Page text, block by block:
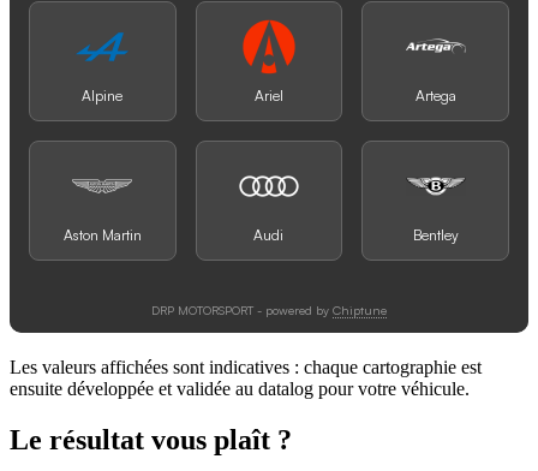
Les valeurs affichées sont indicatives : chaque cartographie est
ensuite développée et validée au datalog pour votre véhicule.
Le résultat vous plaît ?